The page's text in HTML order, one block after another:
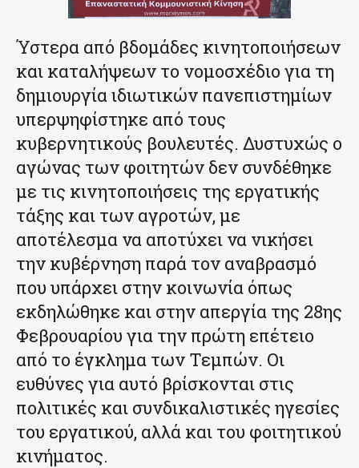
Ύστερα από βδομάδες κινητοποιήσεων
και καταλήψεων το νομοσχέδιο για τη
δημιουργία ιδιωτικών πανεπιστημίων
υπερψηφίστηκε από τους
κυβερνητικούς βουλευτές. Δυστυχώς ο
αγώνας των φοιτητών δεν συνδέθηκε
με τις κινητοποιήσεις της εργατικής
τάξης και των αγροτών, με
αποτέλεσμα να αποτύχει να νικήσει
την κυβέρνηση παρά τον αναβρασμό
που υπάρχει στην κοινωνία όπως
εκδηλώθηκε και στην απεργία της 28ης
Φεβρουαρίου για την πρώτη επέτειο
από το έγκλημα των Τεμπών. Οι
ευθύνες για αυτό βρίσκονται στις
πολιτικές και συνδικαλιστικές ηγεσίες
του εργατικού, αλλά και του φοιτητικού
κινήματος.